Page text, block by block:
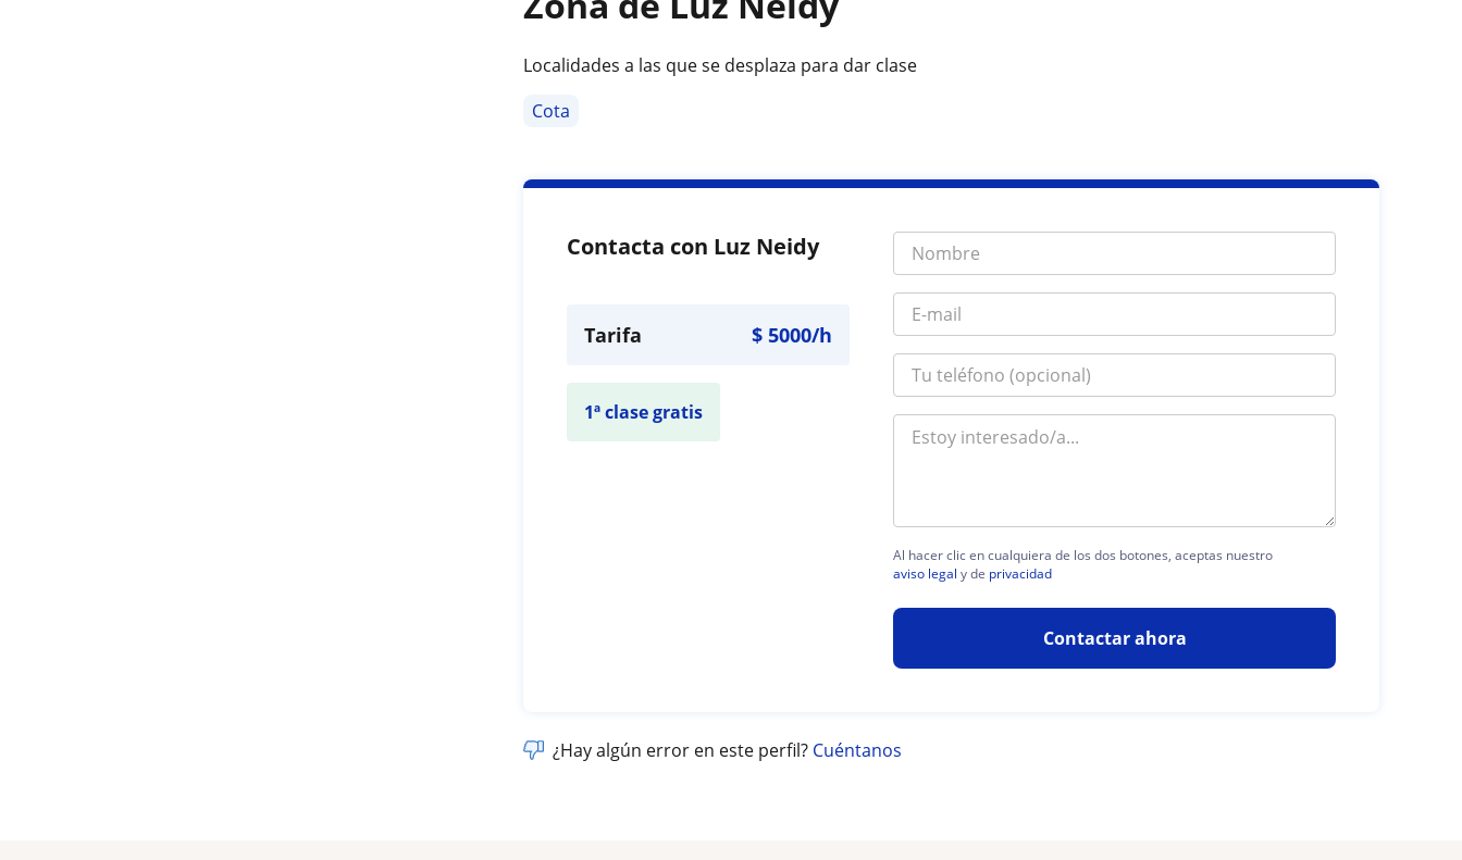
Localidades a las que se desplaza para dar clase
Cota
Contacta con Luz Neidy
Tarifa $5000/h
1ª clase gratis
Al hacer clic en cualquiera de los dos botones, aceptas nuestro
aviso legal y de privacidad
Contactar ahora
¿Hay algún error en este perfil? Cuéntanos